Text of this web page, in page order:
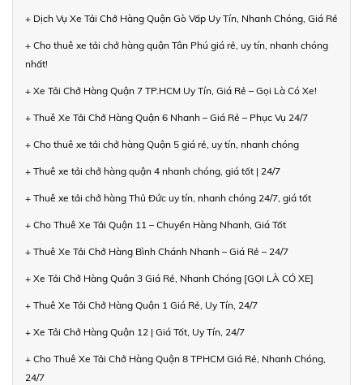
+ Dịch Vụ Xe Tải Chở Hàng Quận Gò Vấp Uy Tín, Nhanh Chóng, Giá Rẻ
+ Cho thuê xe tải chở hàng quận Tân Phú giá rẻ, uy tín, nhanh chóng
nhất!
+ Xe Tải Chở Hàng Quận 7 TP.HCM Uy Tín, Giá Rẻ – Gọi Là Có Xe!
+ Thuê Xe Tải Chở Hàng Quận 6 Nhanh – Giá Rẻ – Phục Vụ 24/7
+ Cho thuê xe tải chở hàng Quận 5 giá rẻ, uy tín, nhanh chóng
+ Thuê xe tải chở hàng quận 4 nhanh chóng, giá tốt | 24/7
+ Thuê xe tải chở hàng Thủ Đức uy tín, nhanh chóng 24/7, giá tốt
+ Cho Thuê Xe Tải Quận 11 – Chuyển Hàng Nhanh, Giá Tốt
+ Thuê Xe Tải Chở Hàng Bình Chánh Nhanh – Giá Rẻ – 24/7
+ Xe Tải Chở Hàng Quận 3 Giá Rẻ, Nhanh Chóng [GỌI LÀ CÓ XE]
+ Thuê Xe Tải Chở Hàng Quận 1 Giá Rẻ, Uy Tín, 24/7
+ Xe Tải Chở Hàng Quận 12 | Giá Tốt, Uy Tín, 24/7
+ Cho Thuê Xe Tải Chở Hàng Quận 8 TPHCM Giá Rẻ, Nhanh Chóng,
24/7